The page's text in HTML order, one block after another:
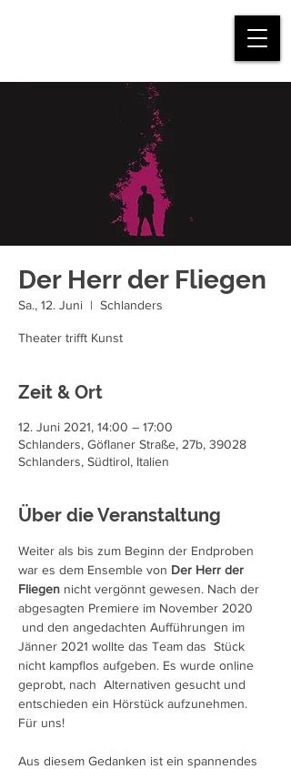
Der Herr der Fliegen
Sa., 12. Juni
  |
Schlanders
Theater trifft Kunst
Zeit & Ort
12. Juni 2021, 14:00 – 17:00
Schlanders, Göflaner Straße, 27b, 39028
Schlanders, Südtirol, Italien
Über die Veranstaltung
Weiter als bis zum Beginn der Endproben
war es dem Ensemble von Der Herr der
Fliegen nicht vergönnt gewesen. Nach der
abgesagten Premiere im November 2020
und den angedachten Aufführungen im
Jänner 2021 wollte das Team das  Stück
nicht kampflos aufgeben. Es wurde online
geprobt, nach  Alternativen gesucht und
entschieden ein Hörstück aufzunehmen.
Für uns!
Aus diesem Gedanken ist ein spannendes